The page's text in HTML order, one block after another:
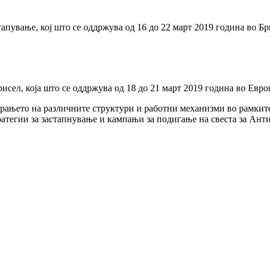
кој што се оддржува од 16 до 22 март 2019 година во
која што се оддржува од 18 до 21 март 2019 година во
на различните структури и работни механизми во
за застапнување и кампањи за подигање на свеста за